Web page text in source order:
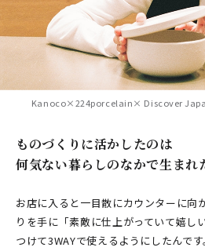
Kanoco×224porcelain× Discover
ものづくりに活かしたのは
何気ない暮らしのなかで生まれ
お店に入ると一目散にカウンターに向
りを手に「素敵に仕上がっていて嬉し
つけて3WAYで使えるようにしたんで